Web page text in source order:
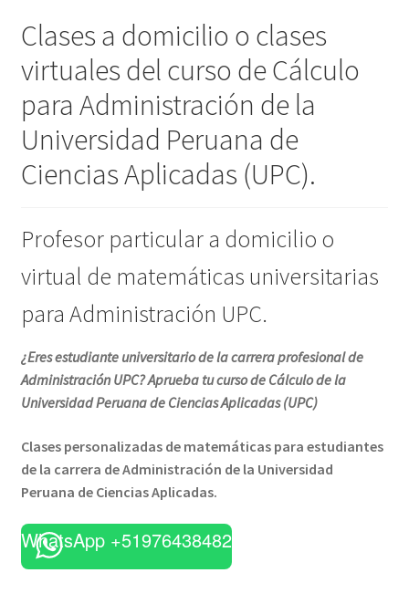
Clases a domicilio o clases
virtuales del curso de Cálculo
para Administración de la
Universidad Peruana de
Ciencias Aplicadas (UPC).
Profesor particular a domicilio o
virtual de matemáticas universitarias
para Administración UPC.
¿Eres estudiante universitario de la carrera profesional de
Administración UPC? Aprueba tu curso de Cálculo de la
Universidad Peruana de Ciencias Aplicadas (UPC)
Clases personalizadas de matemáticas para estudiantes
de la carrera de Administración de la Universidad
Peruana de Ciencias Aplicadas.
WhatsApp +51976438482